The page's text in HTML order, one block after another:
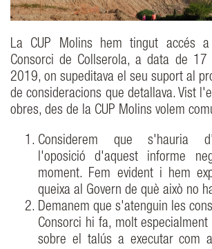
La CUP Molins hem tingut accés
Consorci de Collserola, a data de 17
2019, on supeditava el seu suport al
de consideracions que detallava. Vist
obres, des de la CUP Molins volem
Considerem que s'hauria
l'oposició d'aquest informe
moment. Fem evident i hem
queixa al Govern de què això no
Demanem que s'atenguin les
Consorci hi fa, molt
sobre el talús a executar com